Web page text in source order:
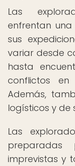
Las
enfrentan
sus
variar desde
hasta
conflictos
Además,
logísticos y de
Las
preparadas
imprevistas y